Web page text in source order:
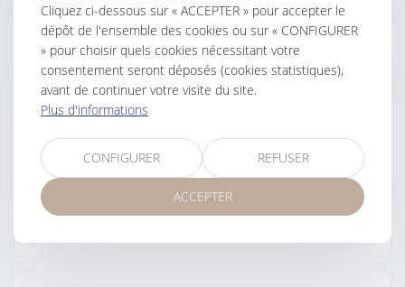
ContacterMax BARDET
Cliquez ci-dessous sur « ACCEPTER » pour accepter le
dépôt de l'ensemble des cookies ou sur « CONFIGURER
» pour choisir quels cookies nécessitant votre
consentement seront déposés (cookies statistiques),
avant de continuer votre visite du site.
Plus d'informations
CONFIGURER REFUSER
ACCEPTER